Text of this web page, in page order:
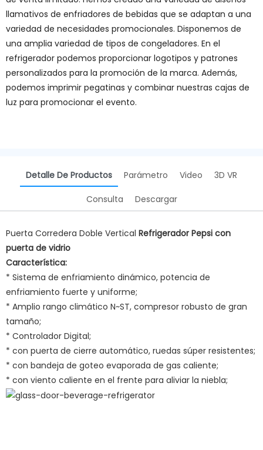
llamativos de enfriadores de bebidas que se adaptan a una
variedad de necesidades promocionales. Disponemos de
una amplia variedad de tipos de congeladores. En el
refrigerador podemos proporcionar logotipos y patrones
personalizados para la promoción de la marca. Además,
podemos imprimir pegatinas y combinar nuestras cajas de
luz para promocionar el evento.
Detalle De Productos Parámetro Video 3D VR
Consulta Descargar
Puerta Corredera Doble Vertical Refrigerador Pepsi con
puerta de vidrio
Característica:
* Sistema de enfriamiento dinámico, potencia de
enfriamiento fuerte y uniforme;
* Amplio rango climático N~ST, compresor robusto de gran
tamaño;
* Controlador Digital;
* con puerta de cierre automático, ruedas súper resistentes;
* con bandeja de goteo evaporada de gas caliente;
* con viento caliente en el frente para aliviar la niebla;